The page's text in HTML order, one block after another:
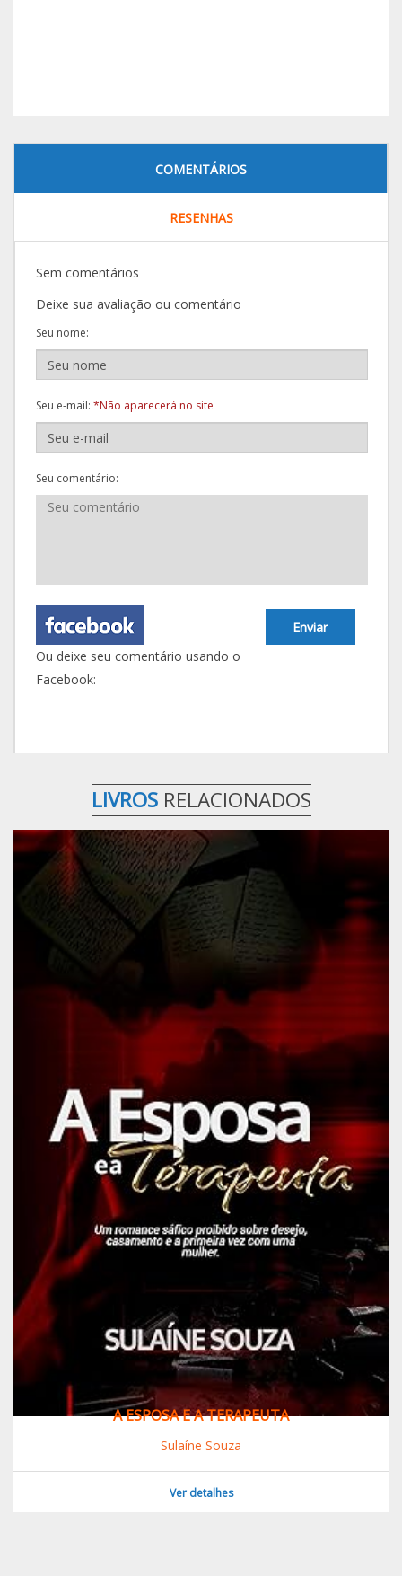
COMENTÁRIOS
RESENHAS
Sem comentários
Deixe sua avaliação ou comentário
Seu nome:
Seu e-mail: *Não aparecerá no site
Seu comentário:
Enviar
Ou deixe seu comentário usando o
Facebook:
LIVROS RELACIONADOS
A ESPOSA E A TERAPEUTA
Sulaíne Souza
Ver detalhes